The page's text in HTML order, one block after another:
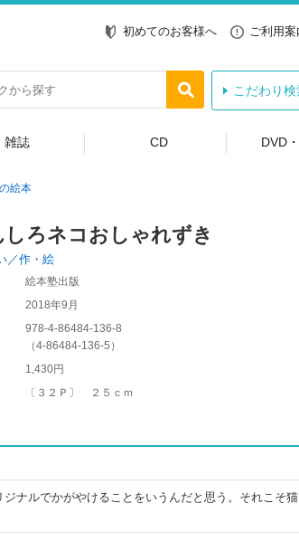
初めてのお客様へ ご利用案
こだわり検
雑誌 CD DVD
絵本
しろネコおしゃれずき
／作・絵
絵本塾出版
2018年9月
978-4-86484-136-8
（4-86484-136-5 ）
1,430円
〔３２Ｐ〕 ２５ｃｍ
ジナルでかがやけることをいうんだと思う。それこそ